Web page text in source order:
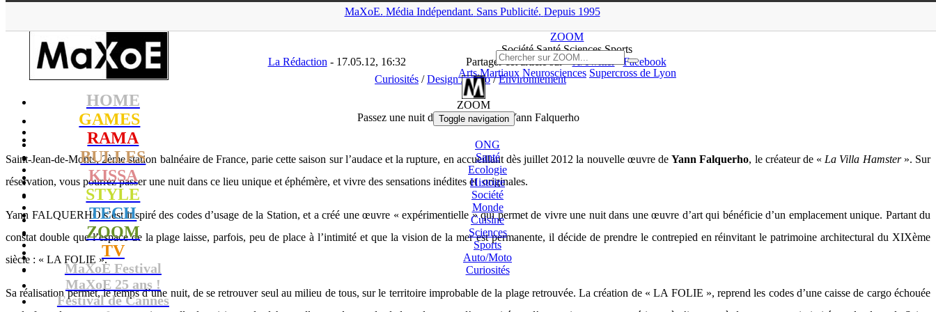
MaXoE. Média Indépendant. Sans Publicité. Depuis 1995
HOME
GAMES
RAMA
BULLES
KISSA
STYLE
TECH
ZOOM
TV
MaXoE Festival
MaXoE 25 ans !
Festival de Cannes
ZOOM
Société Santé SciencesSports
Arts Martiaux Neurosciences Supercross de Lyon
ZOOM
Toggle navigation
ONG
Santé
Ecologie
Histoire
Société
Monde
Cuisine
Sciences
Sports
Auto/Moto
Curiosités
▲
La Rédaction - 17.05.12, 16:32 Partager cet article sur X/Twitter
Facebook
Curiosités /Design / Déco/Environnement
Passez une nuit dans ‘La Folie’ de Yann Falquerho
Saint-Jean-de-Monts, 2ème station balnéaire de France, parie cette saison sur l’audace et la rupture, en accueillant dès juillet 2012 la nouvelle œuvre deYann Falquerho, le créateur de « La Villa Hamster». Sur
réservation, vous pourrez passer une nuit dans ce lieu unique et éphémère, et vivre des sensations inédites et originales.
Yann FALQUERHO s’est inspiré des codes d’usage de la Station, et a créé une œuvre « expérimentielle » qui permet de vivre une nuit dans une œuvre d’art qui bénéficie d’un emplacement unique. Partant du
constat double que l’espace de la plage laisse, parfois, peu de place à l’intimité et que la vision de la mer est permanente, il décide de prendre le contrepied en réinvitant le patrimoine architectural du XIXème
siècle : « LA FOLIE ».
Sa réalisation permet, le temps d’une nuit, de se retrouver seul au milieu de tous, sur le territoire improbable de la plage retrouvée. La création de « LA FOLIE », reprend les codes d’une caisse de cargo échouée